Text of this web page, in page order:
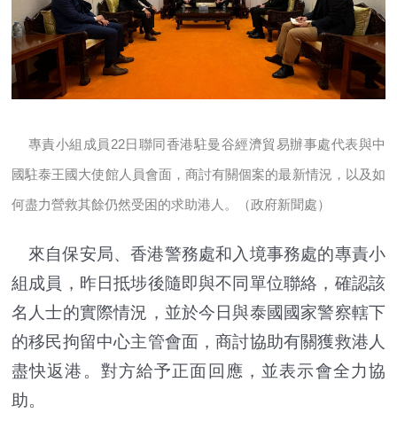
專責小組成員22日聯同香港駐曼谷經濟貿易辦事處代表與中
國駐泰王國大使館人員會面，商討有關個案的最新情況，以及如
何盡力營救其餘仍然受困的求助港人。（政府新聞處）
來自保安局、香港警務處和入境事務處的專責小
組成員，昨日抵埗後隨即與不同單位聯絡，確認該
名人士的實際情況，並於今日與泰國國家警察轄下
的移民拘留中心主管會面，商討協助有關獲救港人
盡快返港。對方給予正面回應，並表示會全力協
助。